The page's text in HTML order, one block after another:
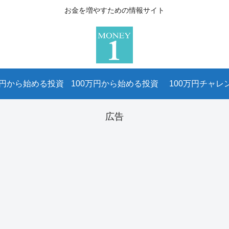
お金を増やすための情報サイト
から始める投資 100万円から始める投資 100万円チャレ
広告